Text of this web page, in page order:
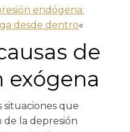
endógena:
desde dentro«
de
exógena
situaciones que
de la depresión